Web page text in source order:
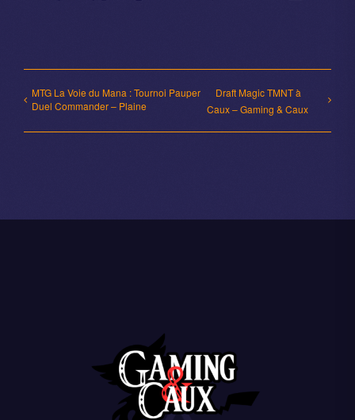
MTG La Voie du Mana : Tournoi Pauper
Duel Commander – Plaine
Draft Magic TMNT à
Caux – Gaming & Caux